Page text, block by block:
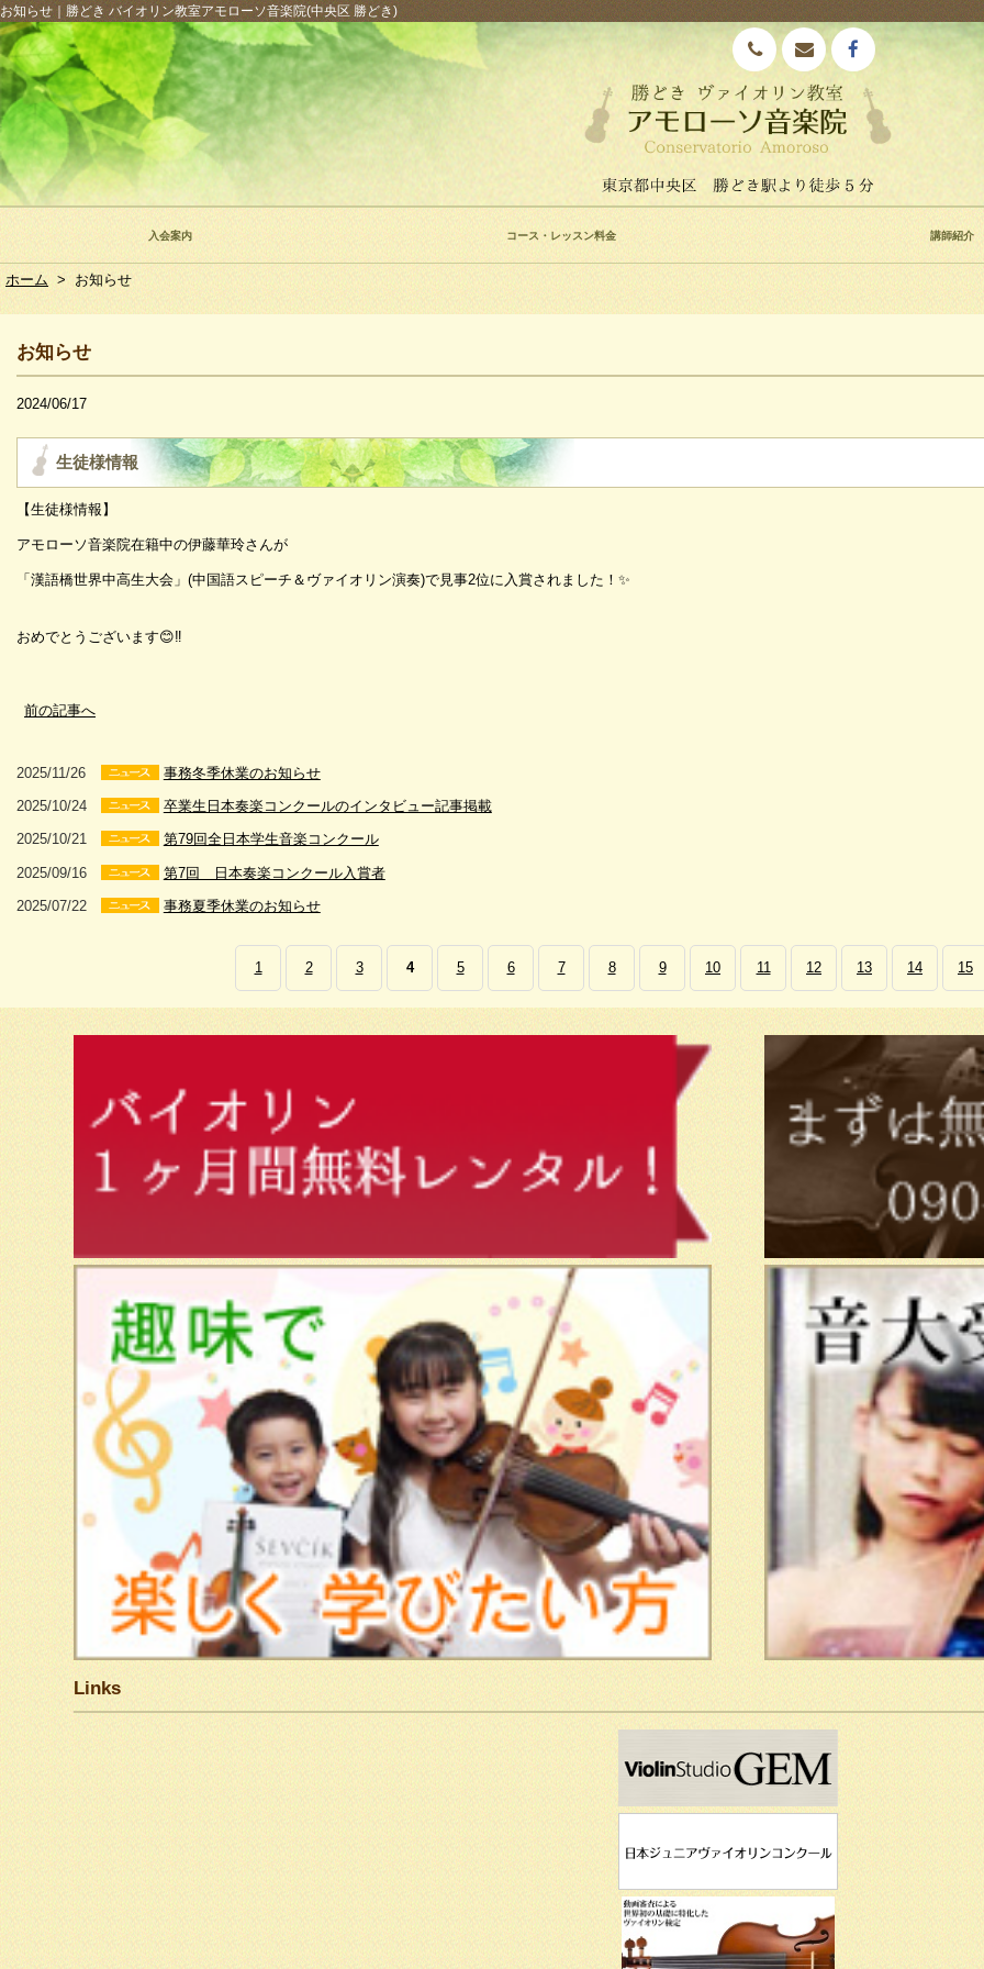
お知らせ｜勝どき バイオリン教室アモローソ音楽院(中央区 勝どき)
入会案内 コース・レッスン料金 講師紹介
ホーム > お知らせ
お知らせ
2024/06/17
生徒様情報
【生徒様情報】
アモローソ音楽院在籍中の伊藤華玲さんが
「漢語橋世界中高生大会」(中国語スピーチ＆ヴァイオリン演奏)で見事2位に入賞されました！✨
おめでとうございます😊‼️
前の記事へ
2025/11/26 事務冬季休業のお知らせ
2025/10/24 卒業生日本奏楽コンクールのインタビュー記事掲載
2025/10/21 第79回全日本学生音楽コンクール
2025/09/16 第7回 日本奏楽コンクール入賞者
2025/07/22 事務夏季休業のお知らせ
1 2 3 4 5 6 7 8 9 10 11 12 13 14 15
Links